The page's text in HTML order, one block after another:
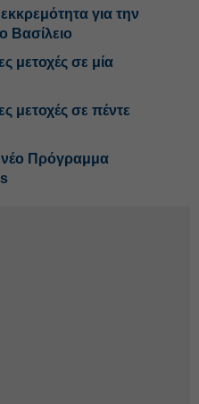
για την
Βασίλειο
μετοχές σε μία
μετοχές σε πέντε
νέο Πρόγραμμα